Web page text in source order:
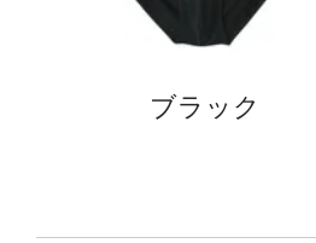
ブラック